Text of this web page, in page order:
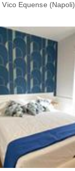
Vico Equense (Napoli)